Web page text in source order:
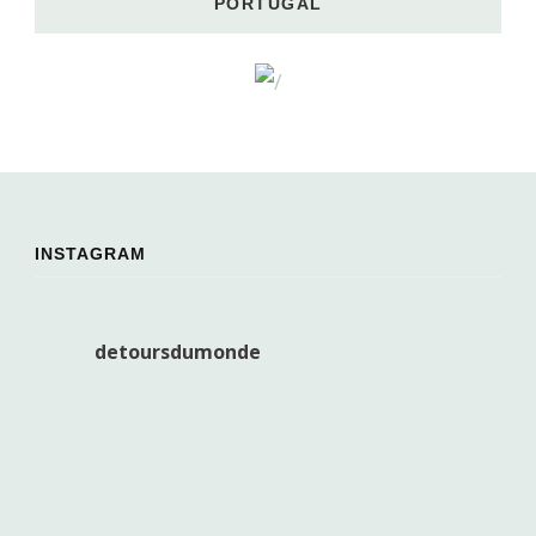
PORTUGAL
INSTAGRAM
detoursdumonde